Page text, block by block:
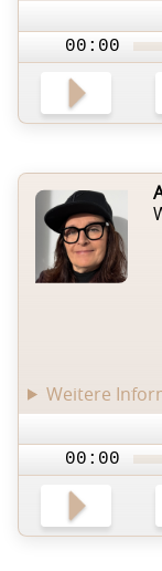
00:00
Weitere
00:00